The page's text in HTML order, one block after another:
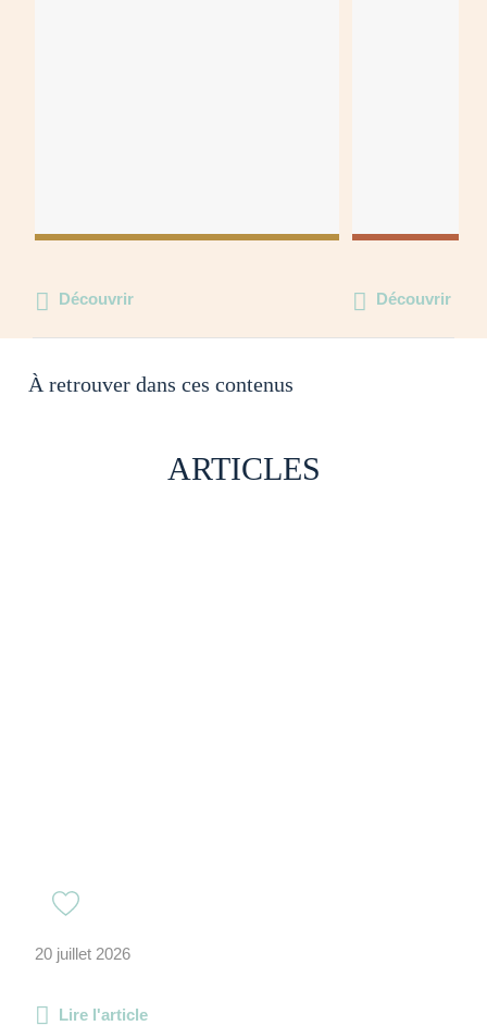
Découvrir Découvrir
À retrouver dans ces contenus
ARTICLES
20 juillet 2026
Lire l'article